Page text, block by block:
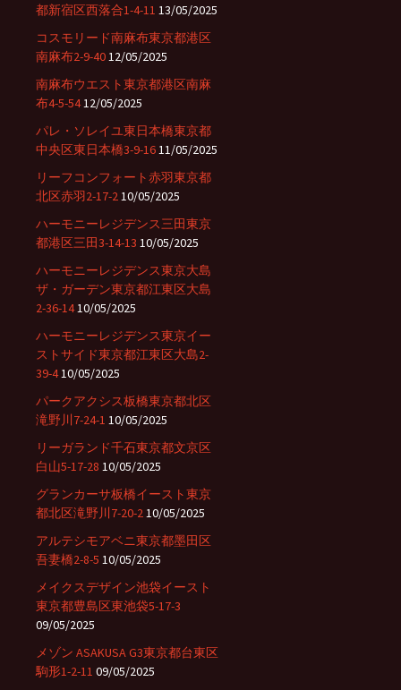
都新宿区西落合1-4-11 13/05/2025
コスモリード南麻布東京都港区
南麻布2-9-4012/05/2025
南麻布ウエスト東京都港区南麻
布4-5-5412/05/2025
パレ・ソレイユ東日本橋東京都
中央区東日本橋3-9-1611/05/2025
リーフコンフォート赤羽東京都
北区赤羽2-17-210/05/2025
ハーモニーレジデンス三田東京
都港区三田3-14-13 10/05/2025
ハーモニーレジデンス東京大島
ザ・ガーデン東京都江東区大島
2-36-1410/05/2025
ハーモニーレジデンス東京イー
ストサイド東京都江東区大島2-
39-410/05/2025
パークアクシス板橋東京都北区
滝野川7-24-1 10/05/2025
リーガランド千石東京都文京区
白山5-17-28 10/05/2025
グランカーサ板橋イースト東京
都北区滝野川7-20-210/05/2025
アルテシモアベニ東京都墨田区
吾妻橋2-8-5 10/05/2025
メイクスデザイン池袋イースト
東京都豊島区東池袋5-17-3
09/05/2025
メゾン ASAKUSA G3東京都台東区
駒形1-2-11 09/05/2025